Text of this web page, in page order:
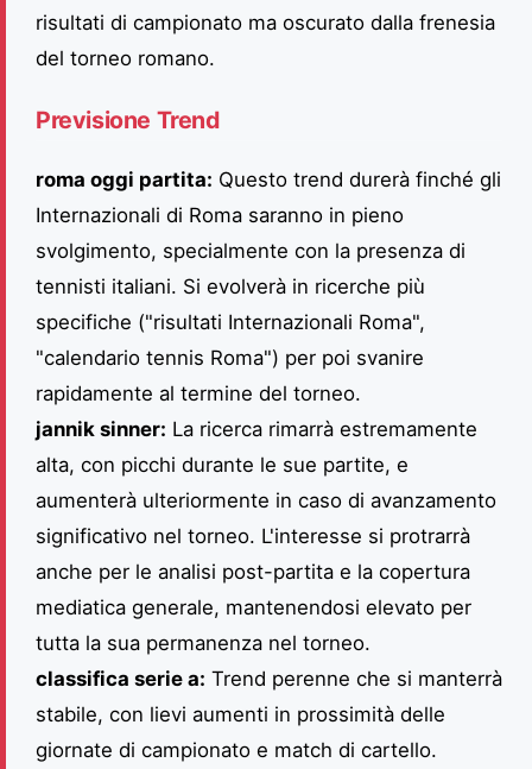
risultati di campionato ma oscurato dalla frenesia
del torneo romano.
Previsione Trend
roma oggi partita: Questo trend durerà finché gli
Internazionali di Roma saranno in pieno
svolgimento, specialmente con la presenza di
tennisti italiani. Si evolverà in ricerche più
specifiche ("risultati Internazionali Roma",
"calendario tennis Roma") per poi svanire
rapidamente al termine del torneo.
jannik sinner: La ricerca rimarrà estremamente
alta, con picchi durante le sue partite, e
aumenterà ulteriormente in caso di avanzamento
significativo nel torneo. L'interesse si protrarrà
anche per le analisi post-partita e la copertura
mediatica generale, mantenendosi elevato per
tutta la sua permanenza nel torneo.
classifica serie a: Trend perenne che si manterrà
stabile, con lievi aumenti in prossimità delle
giornate di campionato e match di cartello.